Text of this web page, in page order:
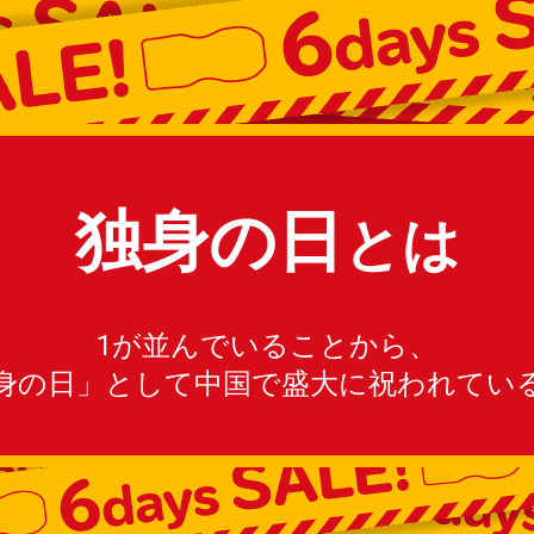
独身の日 とは
1が並んでいることから、
の日」として中国で盛大に祝われてい